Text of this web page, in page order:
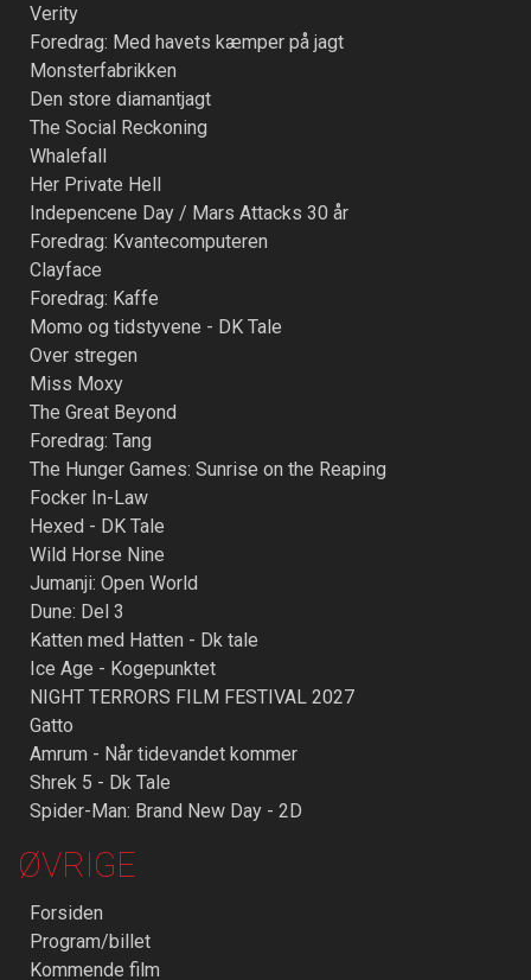
Verity
Foredrag: Med havets kæmper på jagt
Monsterfabrikken
Den store diamantjagt
The Social Reckoning
Whalefall
Her Private Hell
Indepencene Day / Mars Attacks 30 år
Foredrag: Kvantecomputeren
Clayface
Foredrag: Kaffe
Momo og tidstyvene - DK Tale
Over stregen
Miss Moxy
The Great Beyond
Foredrag: Tang
The Hunger Games: Sunrise on the Reaping
Focker In-Law
Hexed - DK Tale
Wild Horse Nine
Jumanji: Open World
Dune: Del 3
Katten med Hatten - Dk tale
Ice Age - Kogepunktet
NIGHT TERRORS FILM FESTIVAL 2027
Gatto
Amrum - Når tidevandet kommer
Shrek 5 - Dk Tale
Spider-Man: Brand New Day - 2D
ØVRIGE
Forsiden
Program/billet
Kommende film